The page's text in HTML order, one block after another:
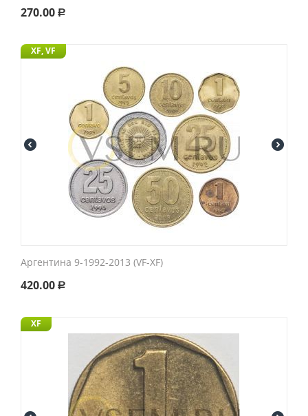
270.00 Р
XF, VF
Аргентина 9-1992-2013 (VF-XF)
420.00 Р
XF